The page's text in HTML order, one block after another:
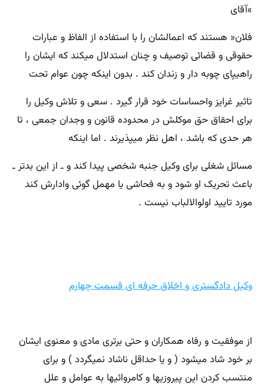
»آقای
فلان« هستند که اعمالشان را با استفاده از الفاظ و عبارات
حقوقی و قضائی توصیف و چنان استدلال میکند که ایشان را
راهیپای چوبه دار و زندان کند . بدون اینکه چون عوام تحت
تاثیر غرایز واحساسات خود قرار گیرد . سعی و تلاش وکیل را
برای احقاق حق موکلش در محدوده قانون و وجدان جمعی ، تا
هر حدی که باشد ، اهل نظر میپذیرند . اما اینکه
مسائل شغلی برای وکیل جنبه شخصی پیدا کند و ـ از این بدتر ـ
باعث تحریک او شود و به فحاشی یا مهمل گوئی وادارش کند
مورد تایید اولوالالباب نیست .
وکیل دادگستری و اخلاق حرفه ای قسمت چهارم
از موفقیت و رفاه همکاران و حتی برتری مادی و معنوی ایشان
بر خود شاد میشود ( و یا حداقل ناشاد نمیگردد ) و برای
منتسب کردن این پیروزیها و کامروائیها به عوامل و علل